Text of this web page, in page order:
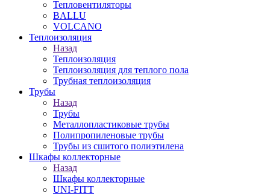
Тепловентиляторы
BALLU
VOLCANO
Теплоизоляция
Назад
Теплоизоляция
Теплоизоляция для теплого пола
Трубная теплоизоляция
Трубы
Назад
Трубы
Металлопластиковые трубы
Полипропиленовые трубы
Трубы из сшитого полиэтилена
Шкафы коллекторные
Назад
Шкафы коллекторные
UNI-FITT